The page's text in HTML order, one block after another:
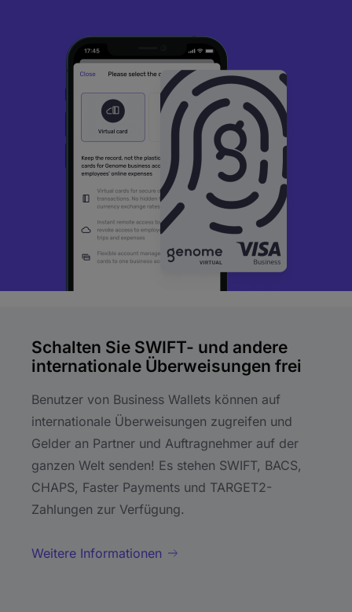
Schalten Sie SWIFT- und andere
internationale Überweisungen frei
Benutzer von Business Wallets können auf
internationale Überweisungen zugreifen und
Gelder an Partner und Auftragnehmer auf der
ganzen Welt senden! Es stehen SWIFT, BACS,
CHAPS, Faster Payments und TARGET2-
Zahlungen zur Verfügung.
Weitere Informationen